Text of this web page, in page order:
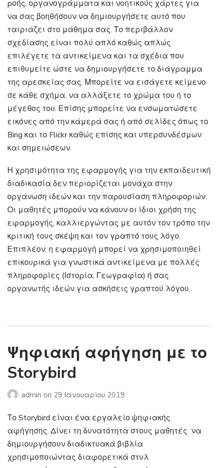
ροής, οργανογράμματα και νοητικούς χάρτες για
να σας βοηθήσουν να δημιουργήσετε αυτό που
ταιριάζει στο μάθημα σας. Το περιβάλλον
σχεδίασης είναι πολύ απλό καθώς απλώς
επιλέγετε τα αντικείμενα και τα σχέδια που
επιθυμείτε ώστε να δημιουργήσετε το διάγραμμα
της αρεσκείας σας. Μπορείτε να εισάγετε κείμενο
σε κάθε σχήμα, να αλλάξετε το χρώμα του ή το
μέγεθος του. Επίσης μπορείτε να ενσωματώσετε
εικόνες από την κάμερά σας ή από σελίδες όπως το
Bing και το Flickr καθώς επίσης και υπερσυνδέσμων
και σημειώσεων.
Η χρησιμότητα της εφαρμογής για την εκπαιδευτική
διαδικασία δεν περιορίζεται μονάχα στην
οργάνωση ιδεών και την παρουσίαση πληροφοριών.
Οι μαθητές μπορούν να κάνουν οι ίδιοι χρήση της
εφαρμογής, καλλιεργώντας με αυτόν τον τρόπο την
κριτική τους σκέψη και τον γραπτό τους λόγο.
Επιπλέον, η εφαρμογή μπορεί να χρησιμοποιηθεί
επικουρικά για γνωστικά αντικείμενα με πολλές
πληροφορίες (Ιστορία, Γεωγραφία) ή σας
οργανωτής ιδεών για ασκήσεις γραπτού λόγου.
Ψηφιακή αφήγηση με το
Storybird
admin on 29 Ιανουαρίου 2019
Το Storybird είναι ένα εργαλείο ψηφιακής
αφήγησης. Δίνει τη δυνατότητα στους μαθητές να
δημιουργήσουν διαδικτυακά βιβλία
χρησιμοποιώντας διαφορετικά στυλ